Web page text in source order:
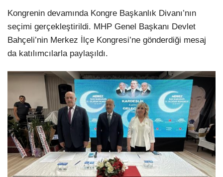
Kongrenin devamında Kongre Başkanlık Divanı’nın
seçimi gerçekleştirildi. MHP Genel Başkanı Devlet
Bahçeli’nin Merkez İlçe Kongresi’ne gönderdiği mesaj
da katılımcılarla paylaşıldı.